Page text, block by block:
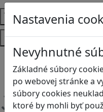
Nastavenia
Nevyhnutné
Základné súbory
po webovej stránke a
súbory cookies
ktoré by mohli byť
Témy
Platformy
Android
Herná konzola
Stolové, kartové
Načítam blogy